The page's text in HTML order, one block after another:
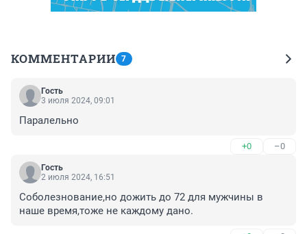
КОММЕНТАРИИ 7
Гость
3 июля 2024, 09:01
Паралельно
+0 –0
Гость
2 июля 2024, 16:51
Соболезнование,но дожить до 72 для мужчины в
наше время,тоже не каждому дано.